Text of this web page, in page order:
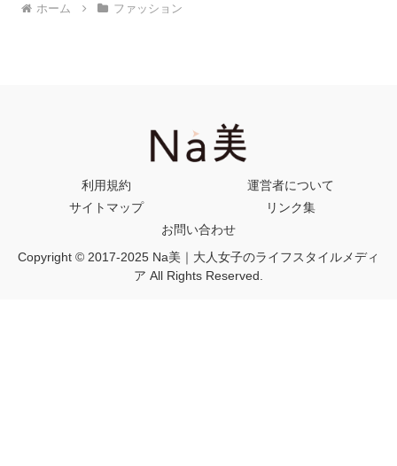
ホーム ファッション
利用規約
運営者について
サイトマップ
リンク集
お問い合わせ
Copyright © 2017-2025 Na美｜大人女子のライフスタイルメディ
ア All Rights Reserved.